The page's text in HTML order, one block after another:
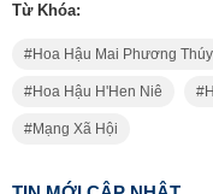
Từ Khóa:
Hoa Hậu Mai Phương Thúy
Hoa Hậu H'Hen Niê
Mạng Xã Hội